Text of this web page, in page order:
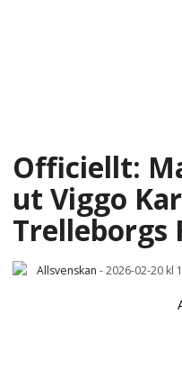
Officiellt:
ut Viggo
Trelleborgs
Allsvenskan -2026-02-20 kl